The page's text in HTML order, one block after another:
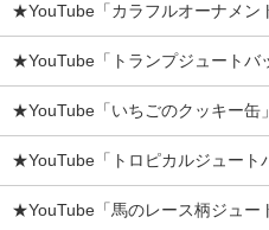
★YouTube「カラフルオーナメン
★YouTube「トランプジュートバ
★YouTube「いちごのクッキー缶」
★YouTube「トロピカルジュート
★YouTube「馬のレース柄ジュー